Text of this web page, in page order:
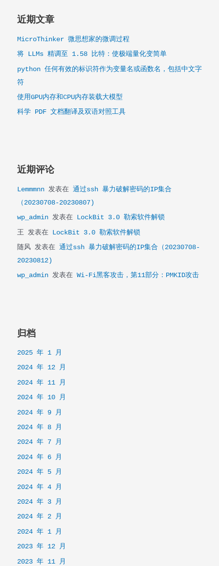
近期文章
MicroThinker 微思想家的微调过程
将 LLMs 精调至 1.58 比特：使极端量化变简单
python 任何有效的标识符作为变量名或函数名，包括中文字
符
使用GPU内存和CPU内存装载大模型
科学 PDF 文档翻译及双语对照工具
近期评论
Lemmmnn发表在 通过ssh 暴力破解密码的IP集合
（20230708-20230807)
wp_admin发表在 LockBit 3.0 勒索软件解锁
王 发表在 LockBit 3.0 勒索软件解锁
随风发表在 通过ssh 暴力破解密码的IP集合（20230708-
20230812)
wp_admin发表在 Wi-Fi黑客攻击，第11部分：PMKID攻击
归档
2025 年 1 月
2024 年 12 月
2024 年 11 月
2024 年 10 月
2024 年 9 月
2024 年 8 月
2024 年 7 月
2024 年 6 月
2024 年 5 月
2024 年 4 月
2024 年 3 月
2024 年 2 月
2024 年 1 月
2023 年 12 月
2023 年 11 月